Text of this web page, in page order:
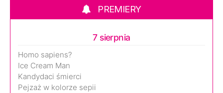
PREMIERY
7 sierpnia
Homo sapiens?
Ice Cream Man
Kandydaci śmierci
Pejzaż w kolorze sepii